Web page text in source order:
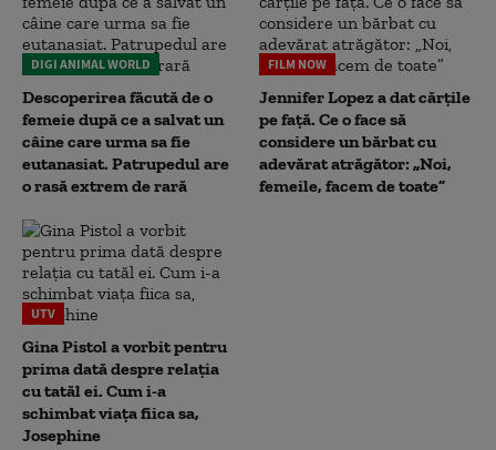
DIGI ANIMAL WORLD
Descoperirea făcută de o
femeie după ce a salvat un
câine care urma sa fie
eutanasiat. Patrupedul are
o rasă extrem de rară
FILM NOW
Jennifer Lopez a dat cărțile
pe față. Ce o face să
considere un bărbat cu
adevărat atrăgător: „Noi,
femeile, facem de toate”
UTV
Gina Pistol a vorbit pentru
prima dată despre relația
cu tatăl ei. Cum i-a
schimbat viața fiica sa,
Josephine